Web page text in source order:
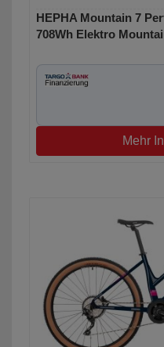
HEPHA Mountain 7
708Wh Elektro
Mehr